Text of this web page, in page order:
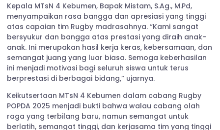
Kepala MTsN 4 Kebumen, Bapak Mistam, S.Ag., M.Pd,
menyampaikan rasa bangga dan apresiasi yang tinggi
atas capaian tim Rugby madrasahnya. “Kami sangat
bersyukur dan bangga atas prestasi yang diraih anak-
anak. Ini merupakan hasil kerja keras, kebersamaan, dan
semangat juang yang luar biasa. Semoga keberhasilan
ini menjadi motivasi bagi seluruh siswa untuk terus
berprestasi di berbagai bidang,” ujarnya.
Keikutsertaan MTsN 4 Kebumen dalam cabang Rugby
POPDA 2025 menjadi bukti bahwa walau cabang olah
raga yang terbilang baru, namun semangat untuk
berlatih, semangat tinggi, dan kerjasama tim yang tinggi